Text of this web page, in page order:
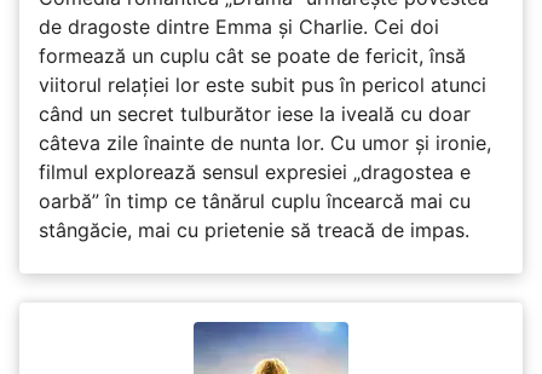
de dragoste dintre Emma și Charlie. Cei doi
formează un cuplu cât se poate de fericit, însă
viitorul relației lor este subit pus în pericol atunci
când un secret tulburător iese la iveală cu doar
câteva zile înainte de nunta lor. Cu umor și ironie,
filmul explorează sensul expresiei „dragostea e
oarbă” în timp ce tânărul cuplu încearcă mai cu
stângăcie, mai cu prietenie să treacă de impas.